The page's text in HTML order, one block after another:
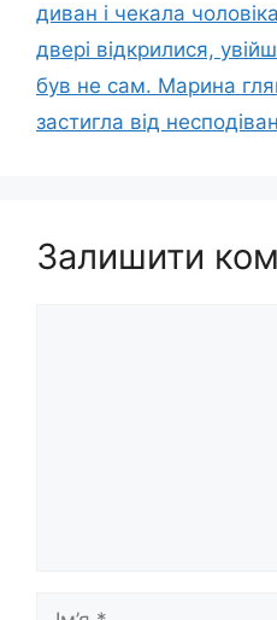
диван і чекала
двері відкрилися,
був не сам. Марина
застигла від
Залишити
Ім’я